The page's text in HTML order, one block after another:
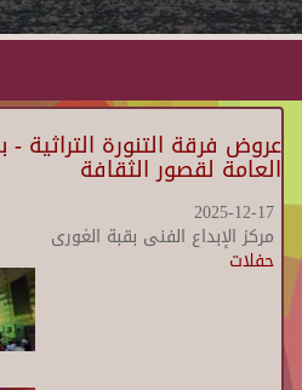
عروض فرقة التنورة التراثية -
العامة لقصور الثقافة
2025-12-17
مركز الإبداع الفنى بقبة الغورى
حفلات